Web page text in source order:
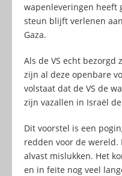
wapenleveringen heeft
steun blijft verlenen
Gaza.
Als de VS echt bezorgd
zijn al deze openbare
volstaat dat de VS de
zijn vazallen in Israël
Dit voorstel is een
redden voor de wereld.
alvast mislukken. Het
en in feite nog veel